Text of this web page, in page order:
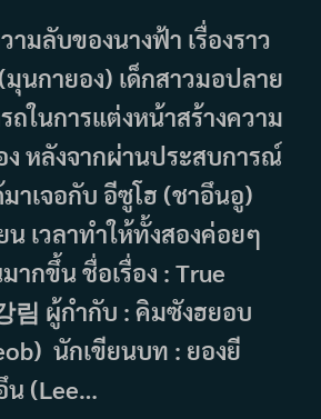
ามลับของนางฟ้า เรื่องราว
นกายอง) เด็กสาวมอปลาย
ถในการแต่งหน้าสร้างความ
ง หลังจากผ่านประสบการณ์
าเจอกับ อีซูโฮ (ชาอึนอู)
น เวลาทำให้ทั้งสองค่อยๆ
ากขึ้น ชื่อเรื่อง : True
림 ผู้กำกับ : คิมซังฮยอบ
นักเขียนบท : ยองยี
น (Lee…